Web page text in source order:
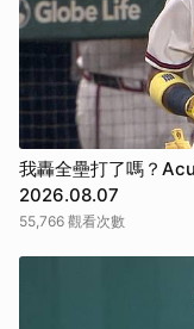
我轟全壘打了嗎？
2026.08.07
55,766 觀看次數